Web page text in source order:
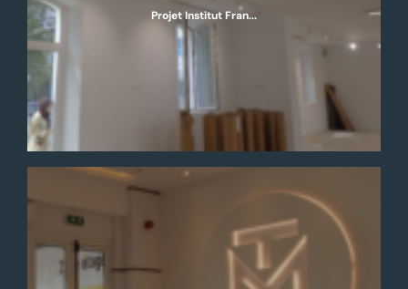
Projet Institut Fran...